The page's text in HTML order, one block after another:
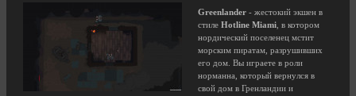
Greenlander - жестокий экшен в
стиле Hotline Miami , в котором
нордический поселенец мстит
морским пиратам, разрушивших
его дом. Вы играете в роли
норманна, который вернулся в
свой дом в Гренландии и